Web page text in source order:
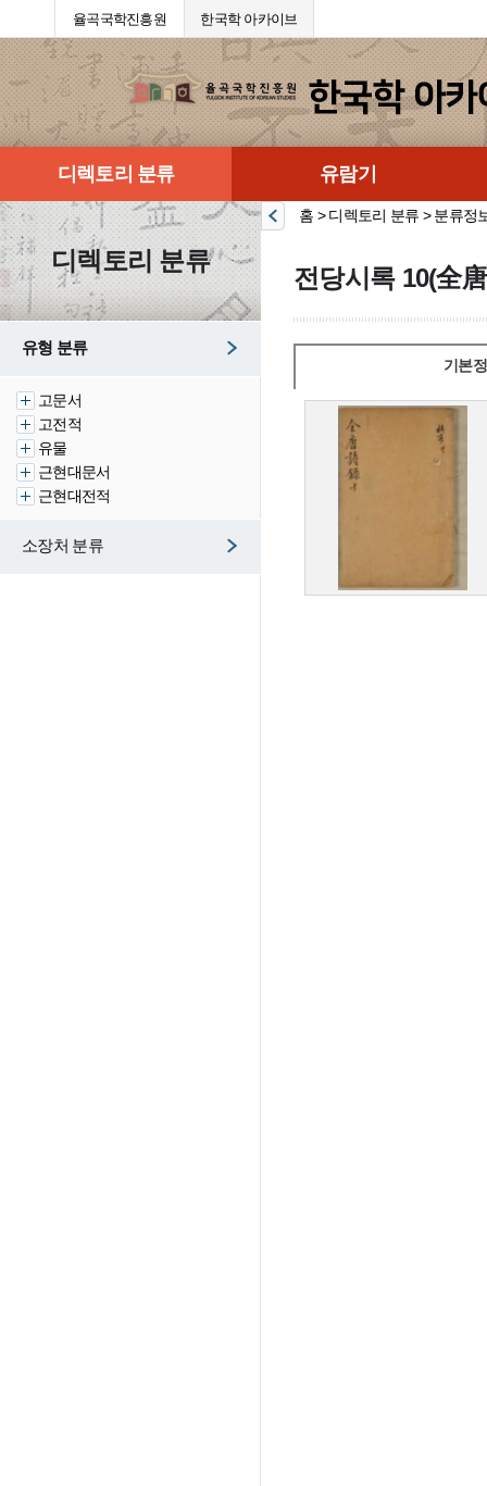
율곡국학진흥원 한국학 아카이브
디렉토리 분류 유람기
디렉토리 분류
유형 분류
고문서
고전적
유물
근현대문서
근현대전적
소장처 분류
홈 > 디렉토리 분류 > 분류정
전당시록 10(全
기본